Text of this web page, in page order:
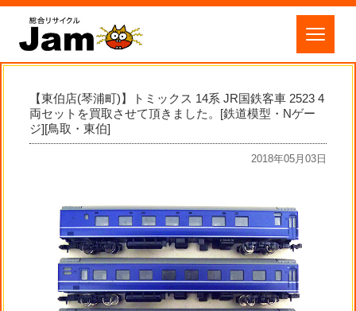
【東伯店(琴浦町)】トミックス 14系 JR国鉄客車 2523 4
両セットを買取させて頂きました。[鉄道模型・Nゲー
ジ][鳥取・東伯]
2018年05月03日